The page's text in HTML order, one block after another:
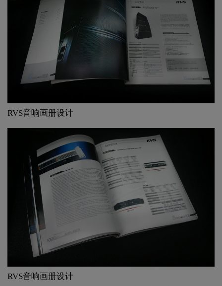
RVS音响画册设计
RVS音响画册设计